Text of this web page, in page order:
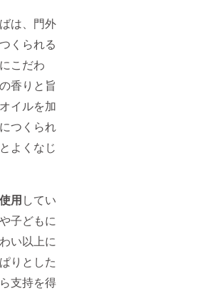
は、門外
くられる
にこだわ
香りと旨
イルを加
つくられ
よくなじ
用してい
子どもに
い以上に
りとした
支持を得